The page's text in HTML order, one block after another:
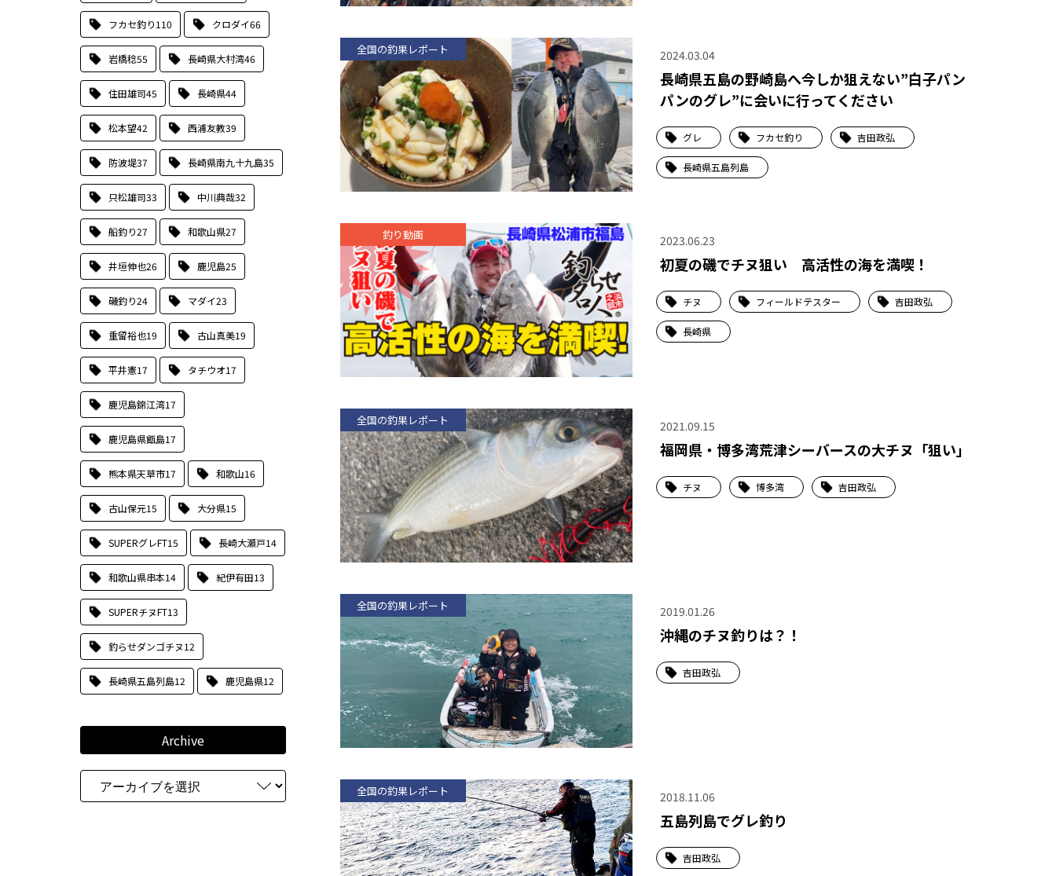
フカセ釣り110 クロダイ66
岩橋稔55 長崎県大村湾46
住田雄司45 長崎県44
松本望42 西浦友教39
防波堤37 長崎県南九十九島35
只松雄司33 中川典哉32
船釣り27 和歌山県27
井垣伸也26 鹿児島25
磯釣り24 マダイ23
重留裕也19 古山真美19
平井憲17 タチウオ17
鹿児島錦江湾17
鹿児島県甑島17
熊本県天草市17 和歌山16
古山保元15 大分県15
SUPERグレFT15 長崎大瀬戸14
和歌山県串本14 紀伊有田13
SUPERチヌFT13
釣らせダンゴチヌ12
長崎県五島列島12 鹿児島県12
Archive
全国の釣果レポート 2024.03.04
長崎県五島の野崎島へ今しか狙えない”白子パン
パンのグレ”に会いに行ってください
グレ フカセ釣り 吉田政弘
長崎県五島列島
釣り動画 2023.06.23
初夏の磯でチヌ狙い 高活性の海を満喫！
チヌ フィールドテスター 吉田政弘
長崎県
全国の釣果レポート 2021.09.15
福岡県・博多湾荒津シーバースの大チヌ「狙い」
チヌ 博多湾 吉田政弘
全国の釣果レポート 2019.01.26
沖縄のチヌ釣りは？！
吉田政弘
全国の釣果レポート 2018.11.06
五島列島でグレ釣り
吉田政弘